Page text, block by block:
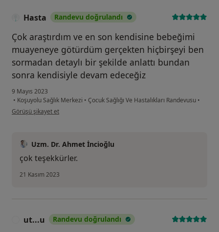
Hasta Randevu doğrulandı
Çok araştırdım ve en son kendisine bebeğimi
muayeneye götürdüm gerçekten hiçbirşeyi ben
sormadan detaylı bir şekilde anlattı bundan
sonra kendisiyle devam edeceğiz
9 Mayıs 2023
• Koşuyolu Sağlık Merkezi • Çocuk Sağlığı Ve Hastalıkları Randevusu •
kullanıcının görüşüne göre Hasta
Görüşü şikayet et
Uzm. Dr. Ahmet İncioğlu
çok teşekkürler.
21 Kasım 2023
ut...u Randevu doğrulandı